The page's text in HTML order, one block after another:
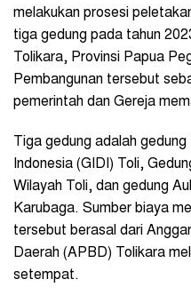
melakukan prosesi
tiga gedung pada tahun
Tolikara, Provinsi Papua
Pembangunan tersebut
pemerintah dan Gereja
Tiga gedung adalah
Indonesia (GIDI) Toli,
Wilayah Toli, dan gedung
Karubaga. Sumber biaya
tersebut berasal dari
Daerah (APBD) Tolikara
setempat.